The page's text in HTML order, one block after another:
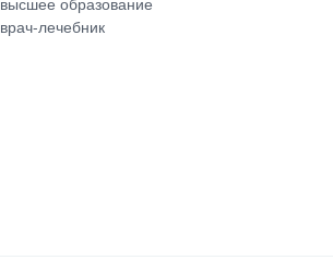
врач-лечебник